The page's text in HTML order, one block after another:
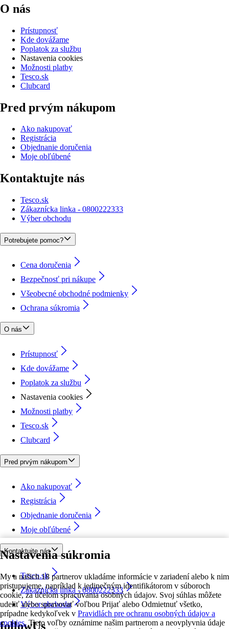
Nastavenia súkromia
My a našich 18 partnerov ukladáme informácie v zariadení alebo k nim
pristupujeme, napríklad k jedinečným identifikátorom v súboroch
cookie, za účelom spracúvania osobných údajov. Svoj súhlas môžete
udeliť alebo spravovať voľbou Prijať alebo Odmietnuť všetko,
prípadne kedykoľvek v Pravidlách pre ochranu osobných údajov a
cookies. Tieto voľby oznámime našim partnerom a neovplyvnia údaje
O nás
Prístupnosť
Kde dovážame
Poplatok za službu
Nastavenia cookies
Možnosti platby
Tesco.sk
Clubcard
Pred prvým nákupom
Ako nakupovať
Registrácia
Objednanie doručenia
Moje obľúbené
Kontaktujte nás
Tesco.sk
Zákaznícka linka - 0800222333
Výber obchodu
Potrebujete pomoc?
Cena doručenia
Bezpečnosť pri nákupe
Všeobecné obchodné podmienky
Ochrana súkromia
O nás
Prístupnosť
Kde dovážame
Poplatok za službu
Nastavenia cookies
Možnosti platby
Tesco.sk
Clubcard
Pred prvým nákupom
Ako nakupovať
Registrácia
Objednanie doručenia
Moje obľúbené
Kontaktujte nás
Tesco.sk
Zákaznícka linka - 0800222333
Výber obchodu
followUs